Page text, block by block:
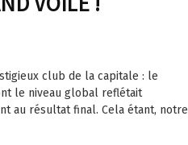
club de la capitale : le
le niveau global reflétait
au résultat final. Cela étant, notre